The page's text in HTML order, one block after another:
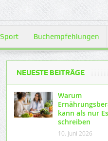
Sport Buchempfehlungen
NEUESTE BEITRÄGE
Warum
kann als nur
schreiben
10. Juni 2026